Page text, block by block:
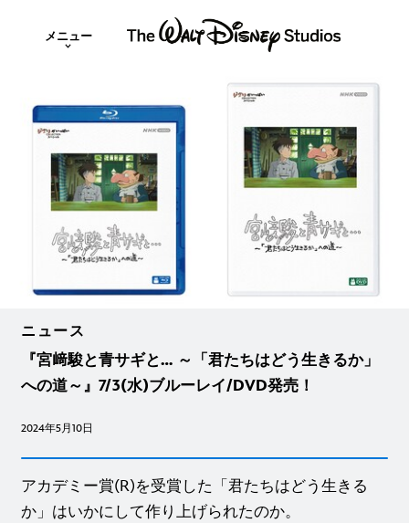
メニュー
ニュース
『宮﨑駿と青サギと… ～「君たちはどう生きるか」
への道～』7/3(水)ブルーレイ/DVD発売！
2024年5月10日
アカデミー賞(R)を受賞した「君たちはどう生きる
か」はいかにして作り上げられたのか。